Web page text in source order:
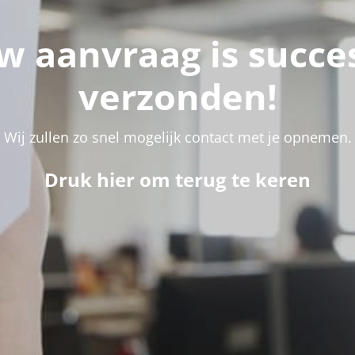
aanvraag is
verzonden!
Wij zullen zo snel mogelijk contact met je opnemen.
Druk hier om terug te keren